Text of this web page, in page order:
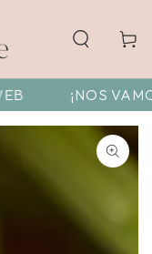
Carrito
¡NOS VAMOS